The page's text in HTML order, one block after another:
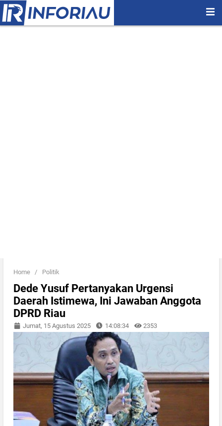
Home / Politik
Dede Yusuf Pertanyakan Urgensi
Daerah Istimewa, Ini Jawaban Anggota
DPRD Riau
Jumat, 15 Agustus 2025 14:08:34 2353